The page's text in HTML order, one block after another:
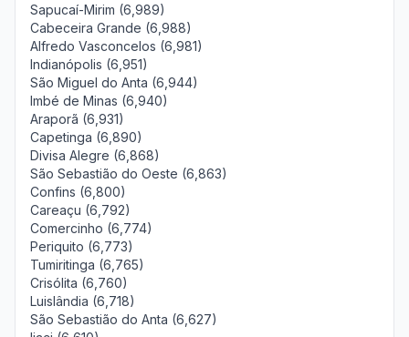
Sapucaí-Mirim (6,989)
Cabeceira Grande (6,988)
Alfredo Vasconcelos (6,981)
Indianópolis (6,951)
São Miguel do Anta (6,944)
Imbé de Minas (6,940)
Araporã (6,931)
Capetinga (6,890)
Divisa Alegre (6,868)
São Sebastião do Oeste (6,863)
Confins (6,800)
Careaçu (6,792)
Comercinho (6,774)
Periquito (6,773)
Tumiritinga (6,765)
Crisólita (6,760)
Luislândia (6,718)
São Sebastião do Anta (6,627)